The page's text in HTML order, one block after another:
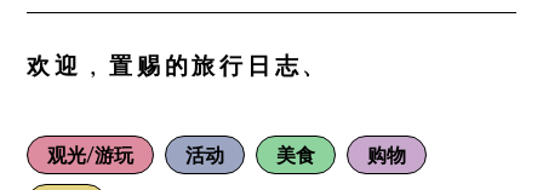
欢迎，置赐的旅行日志、
观光/游玩 活动 美食 购物